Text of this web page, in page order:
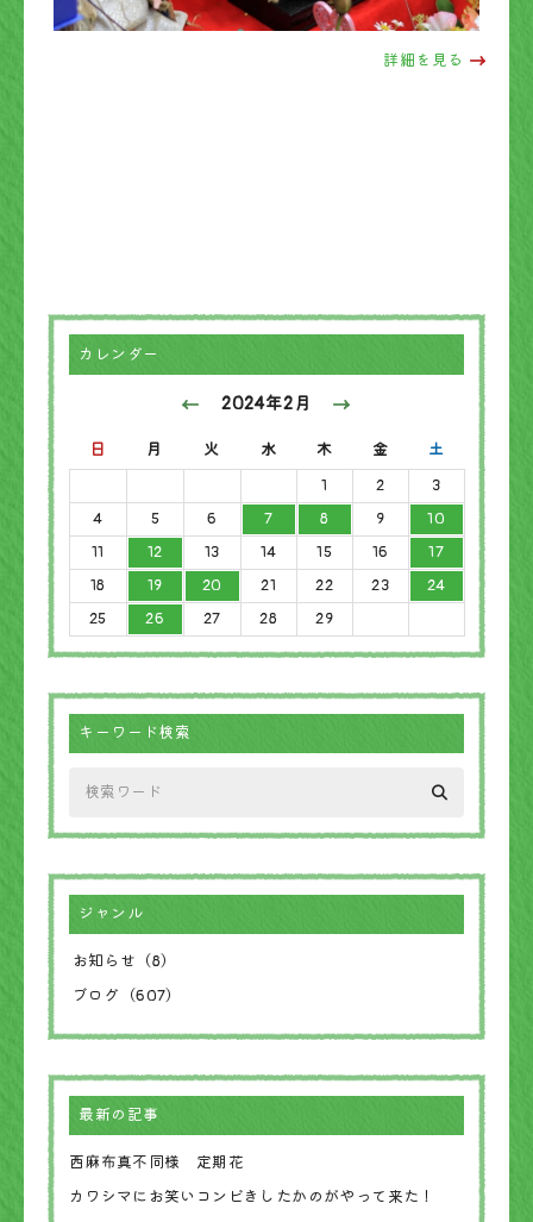
詳細を見る
カレンダー
2024年2月
日 月 火 水 木 金
土
1
2
3
4
5 6 7 8 9
10
11
12 13 14 15 16
17
18
19 20 21 22 23
24
25
26 27 28 29
キーワード検索
ジャンル
お知らせ（8）
ブログ（607）
最新の記事
西麻布真不同様 定期花
カワシマにお笑いコンビきしたかのがやって来た！